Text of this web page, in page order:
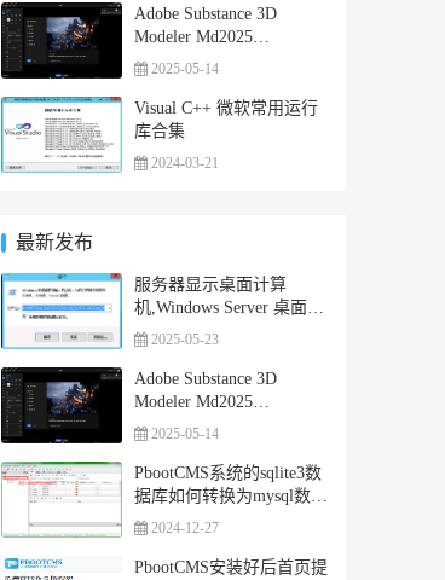
Adobe Substance 3D
Modeler Md2025
(1.21.0.1182) 一键安装正
2025-05-14
Visual C++ 微软常用运行
库合集
2024-03-21
最新发布
服务器显示桌面计算
机,Windows Server 桌面显
示我的电脑图标
2025-05-23
Adobe Substance 3D
Modeler Md2025
(1.21.0.1182) 一键安装正
2025-05-14
PbootCMS系统的sqlite3数
据库如何转换为mysql数据
库 2024-12-27
PbootCMS安装好后首页提